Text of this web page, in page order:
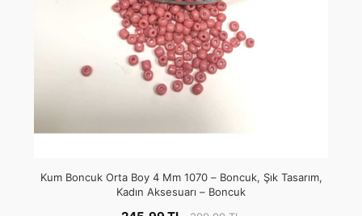
Kum Boncuk Orta Boy 4 Mm 1070 – Boncuk, Şık Tasarım,
Kadın Aksesuarı – Boncuk